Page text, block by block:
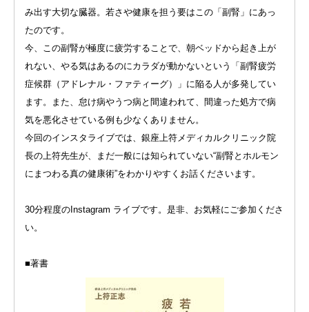
み出す大切な臓器。若さや健康を担う要はこの「副腎」にあっ
たのです。
今、この副腎が極度に疲労することで、朝ベッドから起き上が
れない、やる気はあるのにカラダが動かないという「副腎疲労
症候群（アドレナル・ファティーグ）」に陥る人が多発してい
ます。また、怠け病やうつ病と間違われて、間違った処方で病
気を悪化させている例も少なくありません。
今回のインスタライブでは、銀座上符メディカルクリニック院
長の上符先生が、まだ一般には知られていない“副腎とホルモン
にまつわる真の健康術”をわかりやすくお話くださいます。
30分程度のInstagram ライブです。是非、お気軽にご参加くださ
い。
■著書